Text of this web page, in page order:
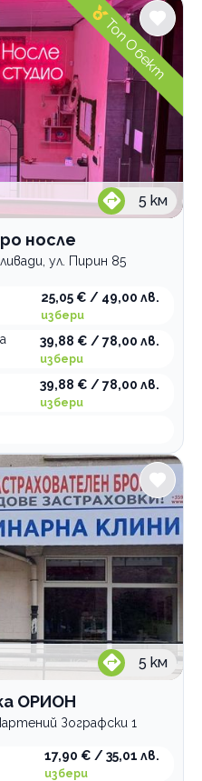
5 км
носле
ул. Пирин 85
25,05 € / 49,00 лв.
избери
39,88 € / 78,00 лв.
избери
39,88 € / 78,00 лв.
избери
Топ Обект
5 км
ОРИОН
Зографски 1
17,90 € / 35,01 лв.
избери